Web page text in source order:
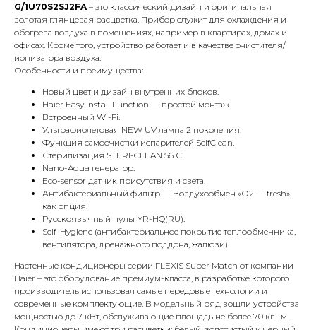
G/1U70S2SJ2FA – это классический дизайн и оригинальная
золотая глянцевая расцветка. Прибор служит для охлаждения и
обогрева воздуха в помещениях, например в квартирах, домах и
офисах. Кроме того, устройство работает и в качестве очистителя/
ионизатора воздуха.
Особенности и преимущества:
Новый цвет и дизайн внутренних блоков.
Haier Easy Install Function — простой монтаж.
Встроенный Wi-Fi.
Ультрафиолетовая NEW UV лампа 2 поколения.
Функция самоочистки испарителей SelfClean.
Стерилизация STERI-CLEAN 56°C.
Nano-Aqua генератор.
Eco-sensor датчик присутствия и света.
Антибактериальный фильтр — Воздухообмен «О2 — fresh»
как опция.
Русскоязычный пульт YR-HQ(RU).
Self-Hygiene (антибактериальное покрытие теплообменника,
вентилятора, дренажного поддона, жалюзи).
Настенные кондиционеры серии FLEXIS Super Match от компании
Haier – это оборудование премиум-класса, в разработке которого
производитель использовал самые передовые технологии и
современные комплектующие. В модельный ряд вошли устройства
мощностью до 7 кВт, обслуживающие площадь не более 70 кв. м.
Адрес
Г.Москва Волоколамское шоссе,
71/22к2
Пн-вс с 9:00 до 18:00
Телефон
8 495 233-79-79
КОНТАКТЫ